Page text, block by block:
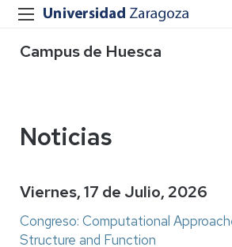
Campus de Huesca
Noticias
Viernes, 17 de Julio, 2026
Congreso: Computational
Structure and Function